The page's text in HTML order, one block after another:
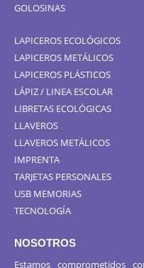
GOLOSINAS
LAPICEROS ECOLÓGICOS
LAPICEROS METÁLICOS
LAPICEROS PLÁSTICOS
LÁPIZ / LINEA ESCOLAR
LIBRETAS ECOLÓGICAS
LLAVEROS
LLAVEROS METÁLICOS
IMPRENTA
TARJETAS PERSONALES
USB MEMORIAS
TECNOLOGÍA
NOSOTROS
Estamos comprometidos